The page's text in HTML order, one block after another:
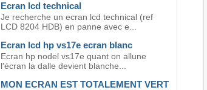
Ecran lcd technical
Je recherche un ecran lcd technical (ref
LCD 8204 HDB) en panne avec e...
Ecran lcd hp vs17e ecran blanc
Ecran hp nodel vs17e quant on allune
l'écran la dalle devient blanche...
MON ECRAN EST TOTALEMENT VERT